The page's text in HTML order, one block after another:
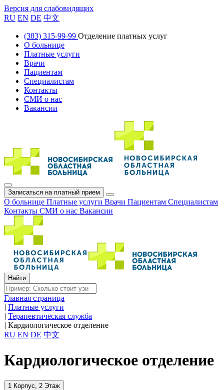
Версия для слабовидящих
RU EN DE 中文
(383) 315-99-99 Отделение платных услуг
О больнице
Платные услуги
Врачи
Пациентам
Специалистам
Контакты
СМИ о нас
Вакансии
Записаться на платный прием
О больнице Платные услуги Врачи Пациентам Специалистам
Контакты СМИ о нас Вакансии
Главная страница
| Платные услуги
| Терапевтическая служба
| Кардиологическое отделение
RU EN DE 中文
Кардиологическое отделение
1 Корпус, 2 Этаж